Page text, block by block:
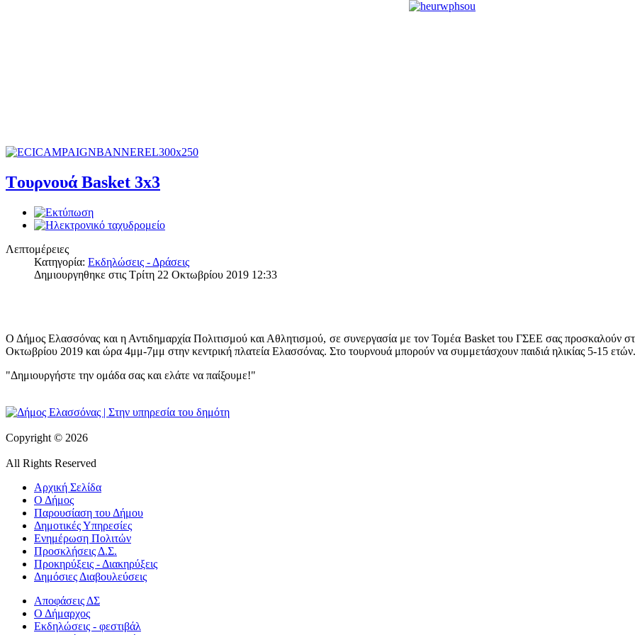
Tουρνουά Basket 3x3
Λεπτομέρειες
Κατηγορία: Εκδηλώσεις - Δράσεις
Δημιουργηθηκε στις Τρίτη 22 Οκτωβρίου 2019 12:33
Ο Δήμος Ελασσόνας και η Αντιδημαρχία Πολιτισμού και Αθλητισμού, σε συνεργασία με τον Τομέα Basket του ΓΣΕΕ σας προσκαλούν
Οκτωβρίου 2019 και ώρα 4μμ-7μμ στην κεντρική πλατεία Ελασσόνας. Στο τουρνουά μπορούν να συμμετάσχουν παιδιά ηλικίας 5-15 ετών.
"Δημιουργήστε την ομάδα σας και ελάτε να παίξουμε!"
Copyright © 2026
All Rights Reserved
Αρχική Σελίδα
Ο Δήμος
Παρουσίαση του Δήμου
Δημοτικές Υπηρεσίες
Ενημέρωση Πολιτών
Προσκλήσεις Δ.Σ.
Προκηρύξεις - Διακηρύξεις
Δημόσιες Διαβουλεύσεις
Αποφάσεις ΔΣ
Ο Δήμαρχος
Εκδηλώσεις - φεστιβάλ